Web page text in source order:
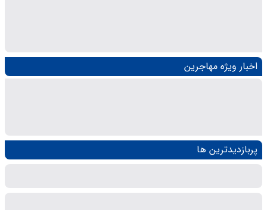
اخبار ویژه مهاجرین
پربازدیدترین ها